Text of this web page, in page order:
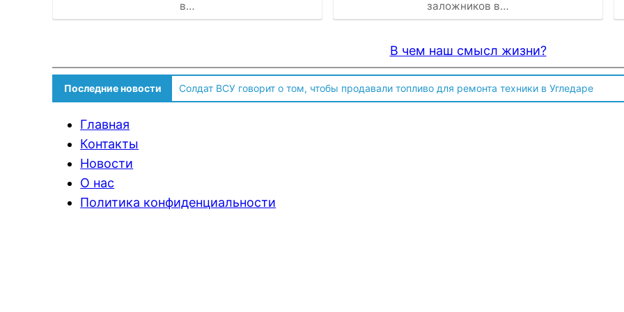
в…
заложников в…
В чем наш смысл жизни?
Последние новости Солдат ВСУ говорит о том, чтобы продавали топливо для ремонта техники в Угледаре
Главная
Контакты
Новости
О нас
Политика конфиденциальности